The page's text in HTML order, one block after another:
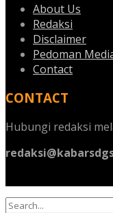
About Us
Redaksi
Disclaimer
Pedoman
Contact
CONTACT
Hubungi redaksi